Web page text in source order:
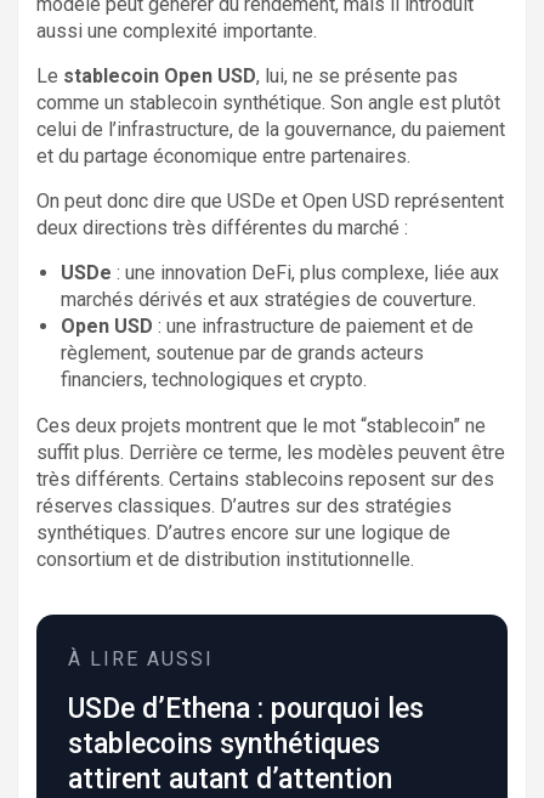
aussi une complexité importante.
Le stablecoin Open USD, lui, ne se présente pas
comme un stablecoin synthétique. Son angle est plutôt
celui de l’infrastructure, de la gouvernance, du paiement
et du partage économique entre partenaires.
On peut donc dire que USDe et Open USD représentent
deux directions très différentes du marché :
USDe : une innovation DeFi, plus complexe, liée aux
marchés dérivés et aux stratégies de couverture.
Open USD : une infrastructure de paiement et de
règlement, soutenue par de grands acteurs
financiers, technologiques et crypto.
Ces deux projets montrent que le mot “stablecoin” ne
suffit plus. Derrière ce terme, les modèles peuvent être
très différents. Certains stablecoins reposent sur des
réserves classiques. D’autres sur des stratégies
synthétiques. D’autres encore sur une logique de
consortium et de distribution institutionnelle.
À LIRE AUSSI
USDe d’Ethena : pourquoi les
stablecoins synthétiques
attirent autant d’attention